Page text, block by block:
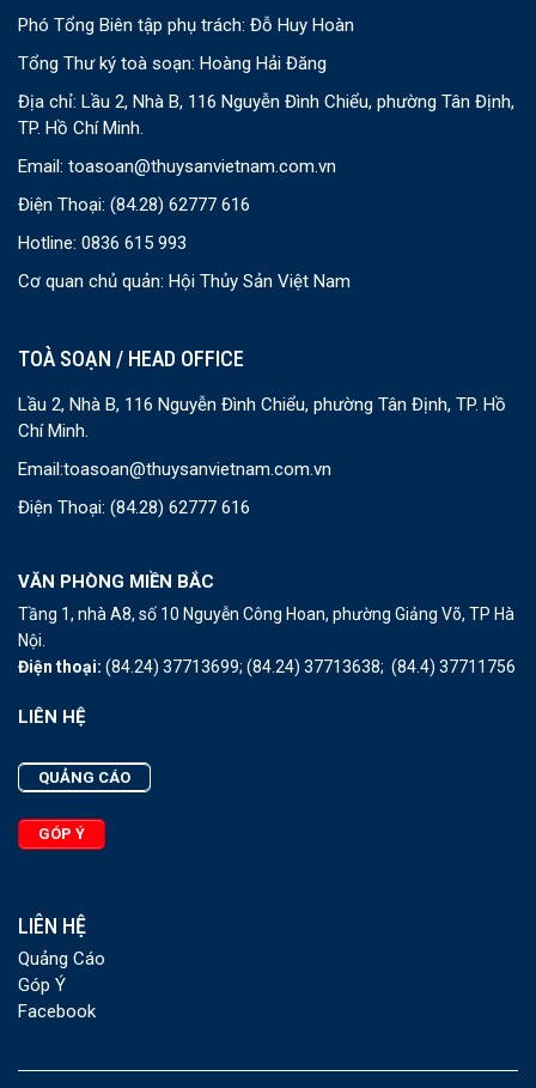
Phó Tổng Biên tập phụ trách: Đỗ Huy Hoàn
Tổng Thư ký toà soạn: Hoàng Hải Đăng
Địa chỉ: Lầu 2, Nhà B, 116 Nguyễn Đình Chiểu, phường Tân Định,
TP. Hồ Chí Minh.
Email: toasoan@thuysanvietnam.com.vn
Điện Thoại: (84.28) 62777 616
Hotline: 0836 615 993
Cơ quan chủ quản: Hội Thủy Sản Việt Nam
TOÀ SOẠN / HEAD OFFICE
Lầu 2, Nhà B, 116 Nguyễn Đình Chiểu, phường Tân Định, TP. Hồ
Chí Minh.
Email:toasoan@thuysanvietnam.com.vn
Điện Thoại: (84.28) 62777 616
VĂN PHÒNG MIỀN BẮC
Tầng 1, nhà A8, số 10 Nguyễn Công Hoan, phường Giảng Võ, TP Hà
Nội.
Điện thoại: (84.24) 37713699; (84.24) 37713638; (84.4) 37711756
LIÊN HỆ
QUẢNG CÁO
GÓP Ý
LIÊN HỆ
Quảng Cáo
Góp Ý
Facebook